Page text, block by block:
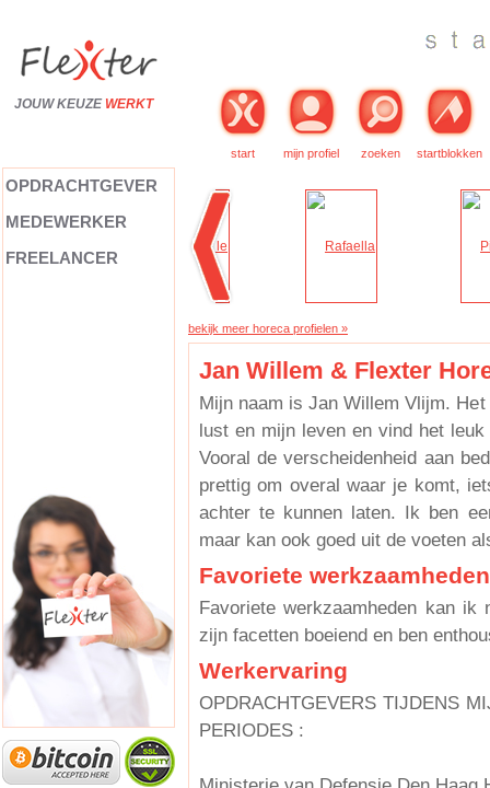
JOUW KEUZE WERKT
start mijn profiel zoeken startblokken
OPDRACHTGEVER
MEDEWERKER
FREELANCER
bekijk meer horeca profielen »
Jan Willem & Flexter
Mijn naam is Jan Willem Vlijm.
lust en mijn leven en vind het
Vooral de verscheidenheid aan
prettig om overal waar je komt,
achter te kunnen laten. Ik ben
maar kan ook goed uit de voeten
Favoriete werkzaamheden
Favoriete werkzaamheden kan
zijn facetten boeiend en ben
Werkervaring
OPDRACHTGEVERS TIJDENS
PERIODES :